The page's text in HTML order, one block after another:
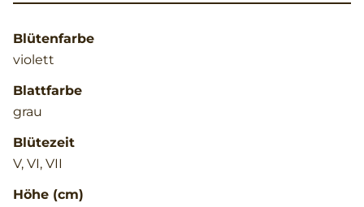
Blütenfarbe
violett
Blattfarbe
grau
Blütezeit
V, VI, VII
Höhe (cm)